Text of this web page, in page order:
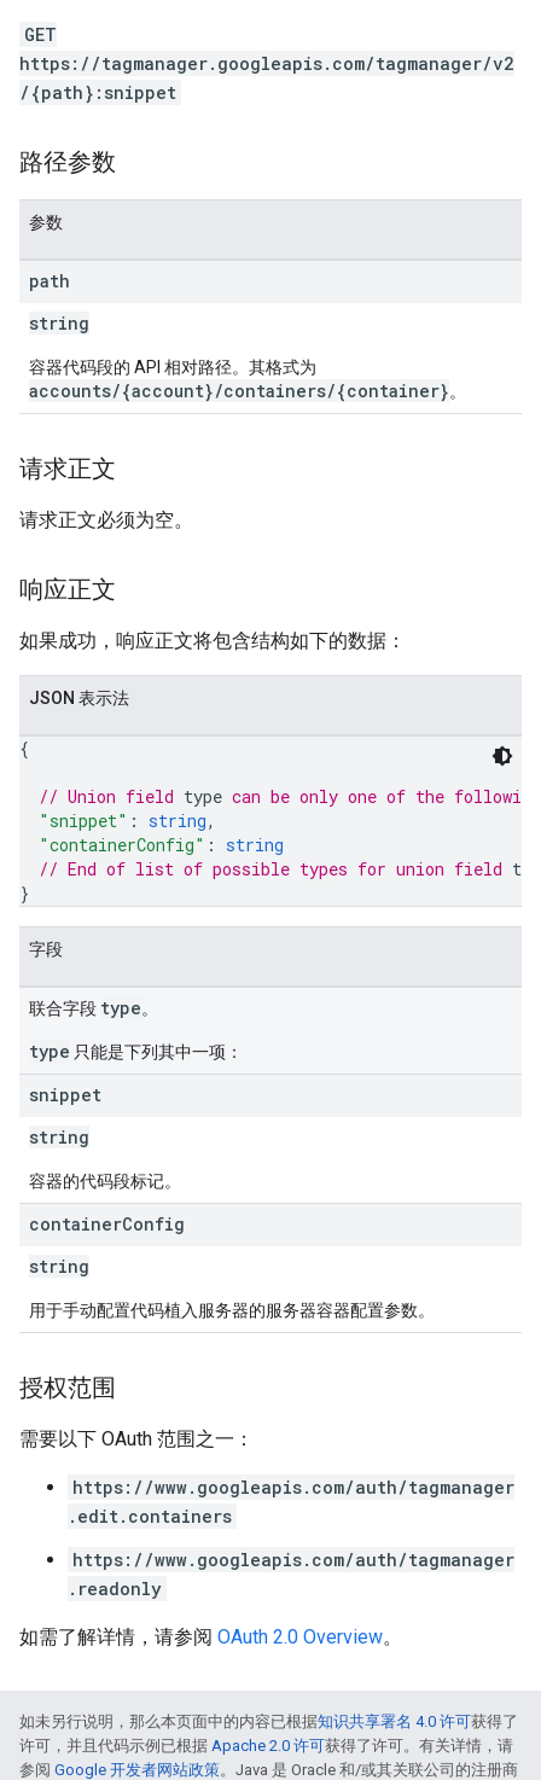
GET
https://tagmanager.googleapis.com/tagmanager/v2
/{path}:snippet
路径参数
参数
path
string
容器代码段的 API 相对路径。其格式为
accounts/{account}/containers/{container}。
请求正文
请求正文必须为空。
响应正文
如果成功，响应正文将包含结构如下的数据：
JSON 表示法
{
// Union field type can be only one of the
"snippet" : string,
"containerConfig" : string
// End of list of possible types for union field
}
字段
联合字段 type。
type 只能是下列其中一项：
snippet
string
容器的代码段标记。
containerConfig
string
用于手动配置代码植入服务器的服务器容器配置参数。
授权范围
需要以下 OAuth 范围之一：
https://www.googleapis.com/auth/tagmanager
.edit.containers
https://www.googleapis.com/auth/tagmanager
.readonly
如需了解详情，请参阅 OAuth 2.0 Overview。
如未另行说明，那么本页面中的内容已根据知识共享署名 4.0 许可获得了
许可，并且代码示例已根据 Apache 2.0 许可获得了许可。有关详情，请
参阅 Google 开发者网站政策。Java 是 Oracle 和/或其关联公司的注册商